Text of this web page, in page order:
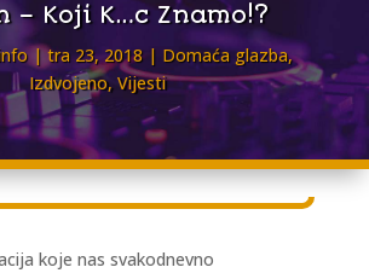
– Koji K…c Znamo!?
tra 23, 2018 Domaća glazba,
Izdvojeno,Vijesti
koje nas svakodnevno